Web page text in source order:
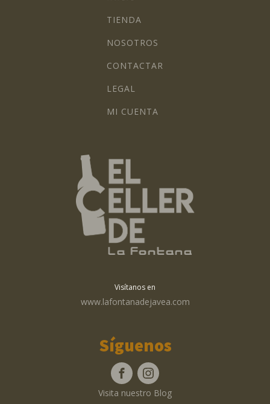
TIENDA
NOSOTROS
CONTACTAR
LEGAL
MI CUENTA
Visítanos en
www.lafontanadejavea.com
Síguenos
Visita nuestro Blog